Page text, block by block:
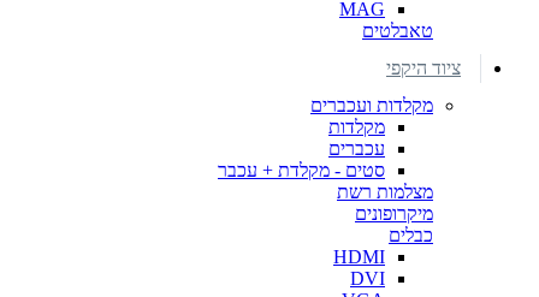
MAG
טאבלטים
ציוד היקפי
מקלדות ועכברים
מקלדות
עכברים
סטים - מקלדת + עכבר
מצלמות רשת
מיקרופונים
כבלים
HDMI
DVI